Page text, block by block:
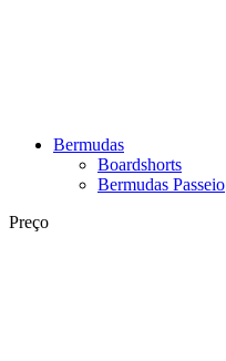
Bermudas
Boardshorts
Bermudas Passeio
Preço